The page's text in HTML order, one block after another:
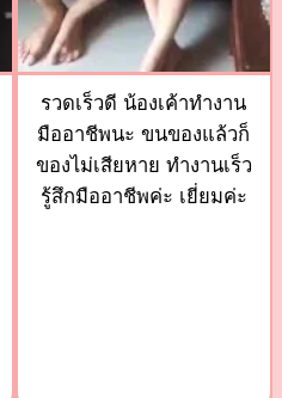
รวดเร็วดี น้องเค้าทำงาน
มืออาชีพนะ ขนของแล้วก็
ของไม่เสียหาย ทำงานเร็ว
รู้สึกมืออาชีพค่ะ เยี่ยมค่ะ